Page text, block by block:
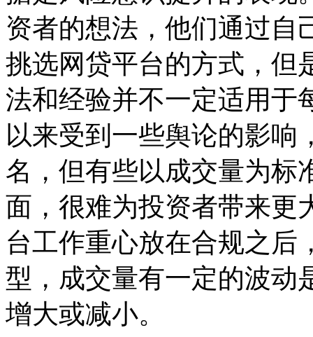
资者的想法，他们通过自
挑选网贷平台的方式，但
法和经验并不一定适用于
以来受到一些舆论的影响
名，但有些以成交量为标
面，很难为投资者带来更
台工作重心放在合规之后
型，成交量有一定的波动
增大或减小。